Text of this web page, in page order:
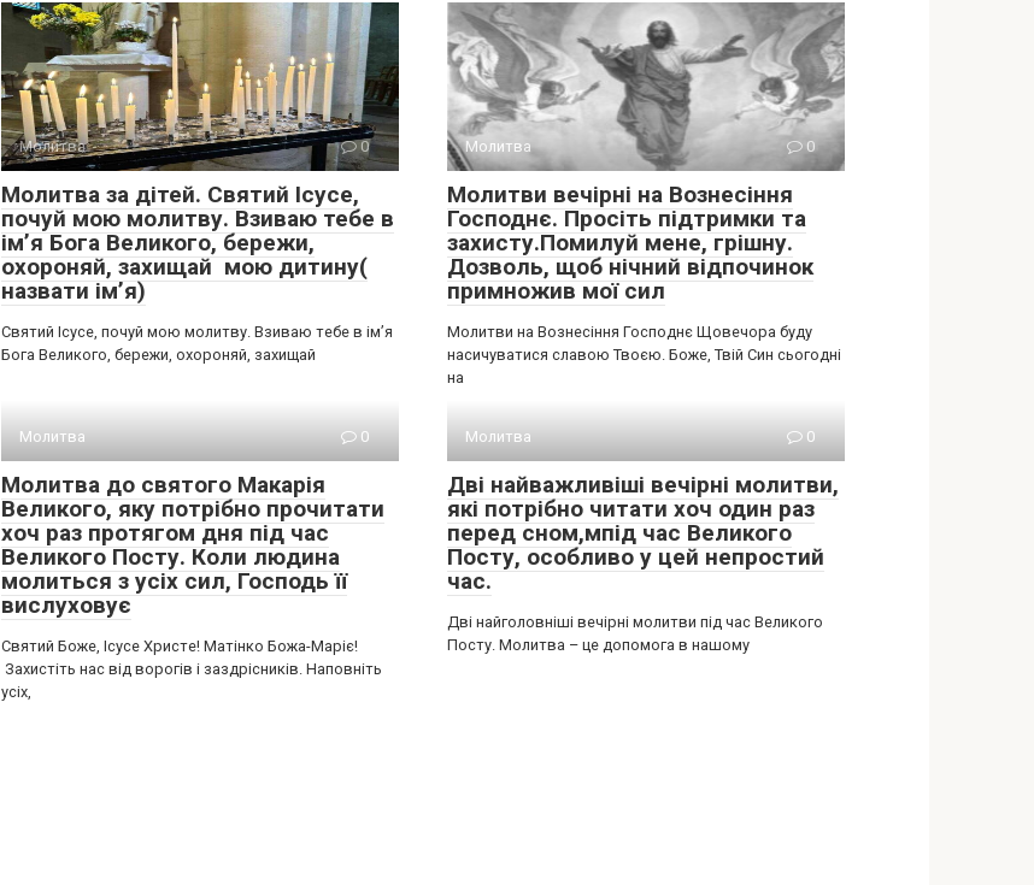
Молитва 0
Молитва за дітей. Святий Ісусе,
почуй мою молитву. Взиваю тебе в
імʼя Бога Великого, бережи,
охороняй, захищай мою дитину(
назвати імʼя)
Святий Ісусе, почуй мою молитву. Взиваю тебе в імʼя
Бога Великого, бережи, охороняй, захищай
Молитва 0
Молитви вечірні на Вознесіння
Господнє. Просіть підтримки та
захисту.Помилуй мене, грішну.
Дозволь, щоб нічний відпочинок
примножив мої сил
Молитви на Вознесіння Господнє Щовечора буду
насичуватися славою Твоєю. Боже, Твій Син сьогодні
на
Молитва 0
Молитва до святого Макарія
Великого, яку потрібно прочитати
хоч раз протягом дня під час
Великого Посту. Коли людина
молиться з усіх сил, Господь її
вислуховує
Святий Боже, Ісусе Христе! Матінко Божа-Маріє!
Захистіть нас від ворогів і заздрісників. Наповніть
усіх,
Молитва 0
Дві найважливіші вечірні молитви,
які потрібно читати хоч один раз
перед сном,мпід час Великого
Посту, особливо у цей непростий
час.
Дві найголовніші вечірні молитви під час Великого
Посту. Молитва – це допомога в нашому